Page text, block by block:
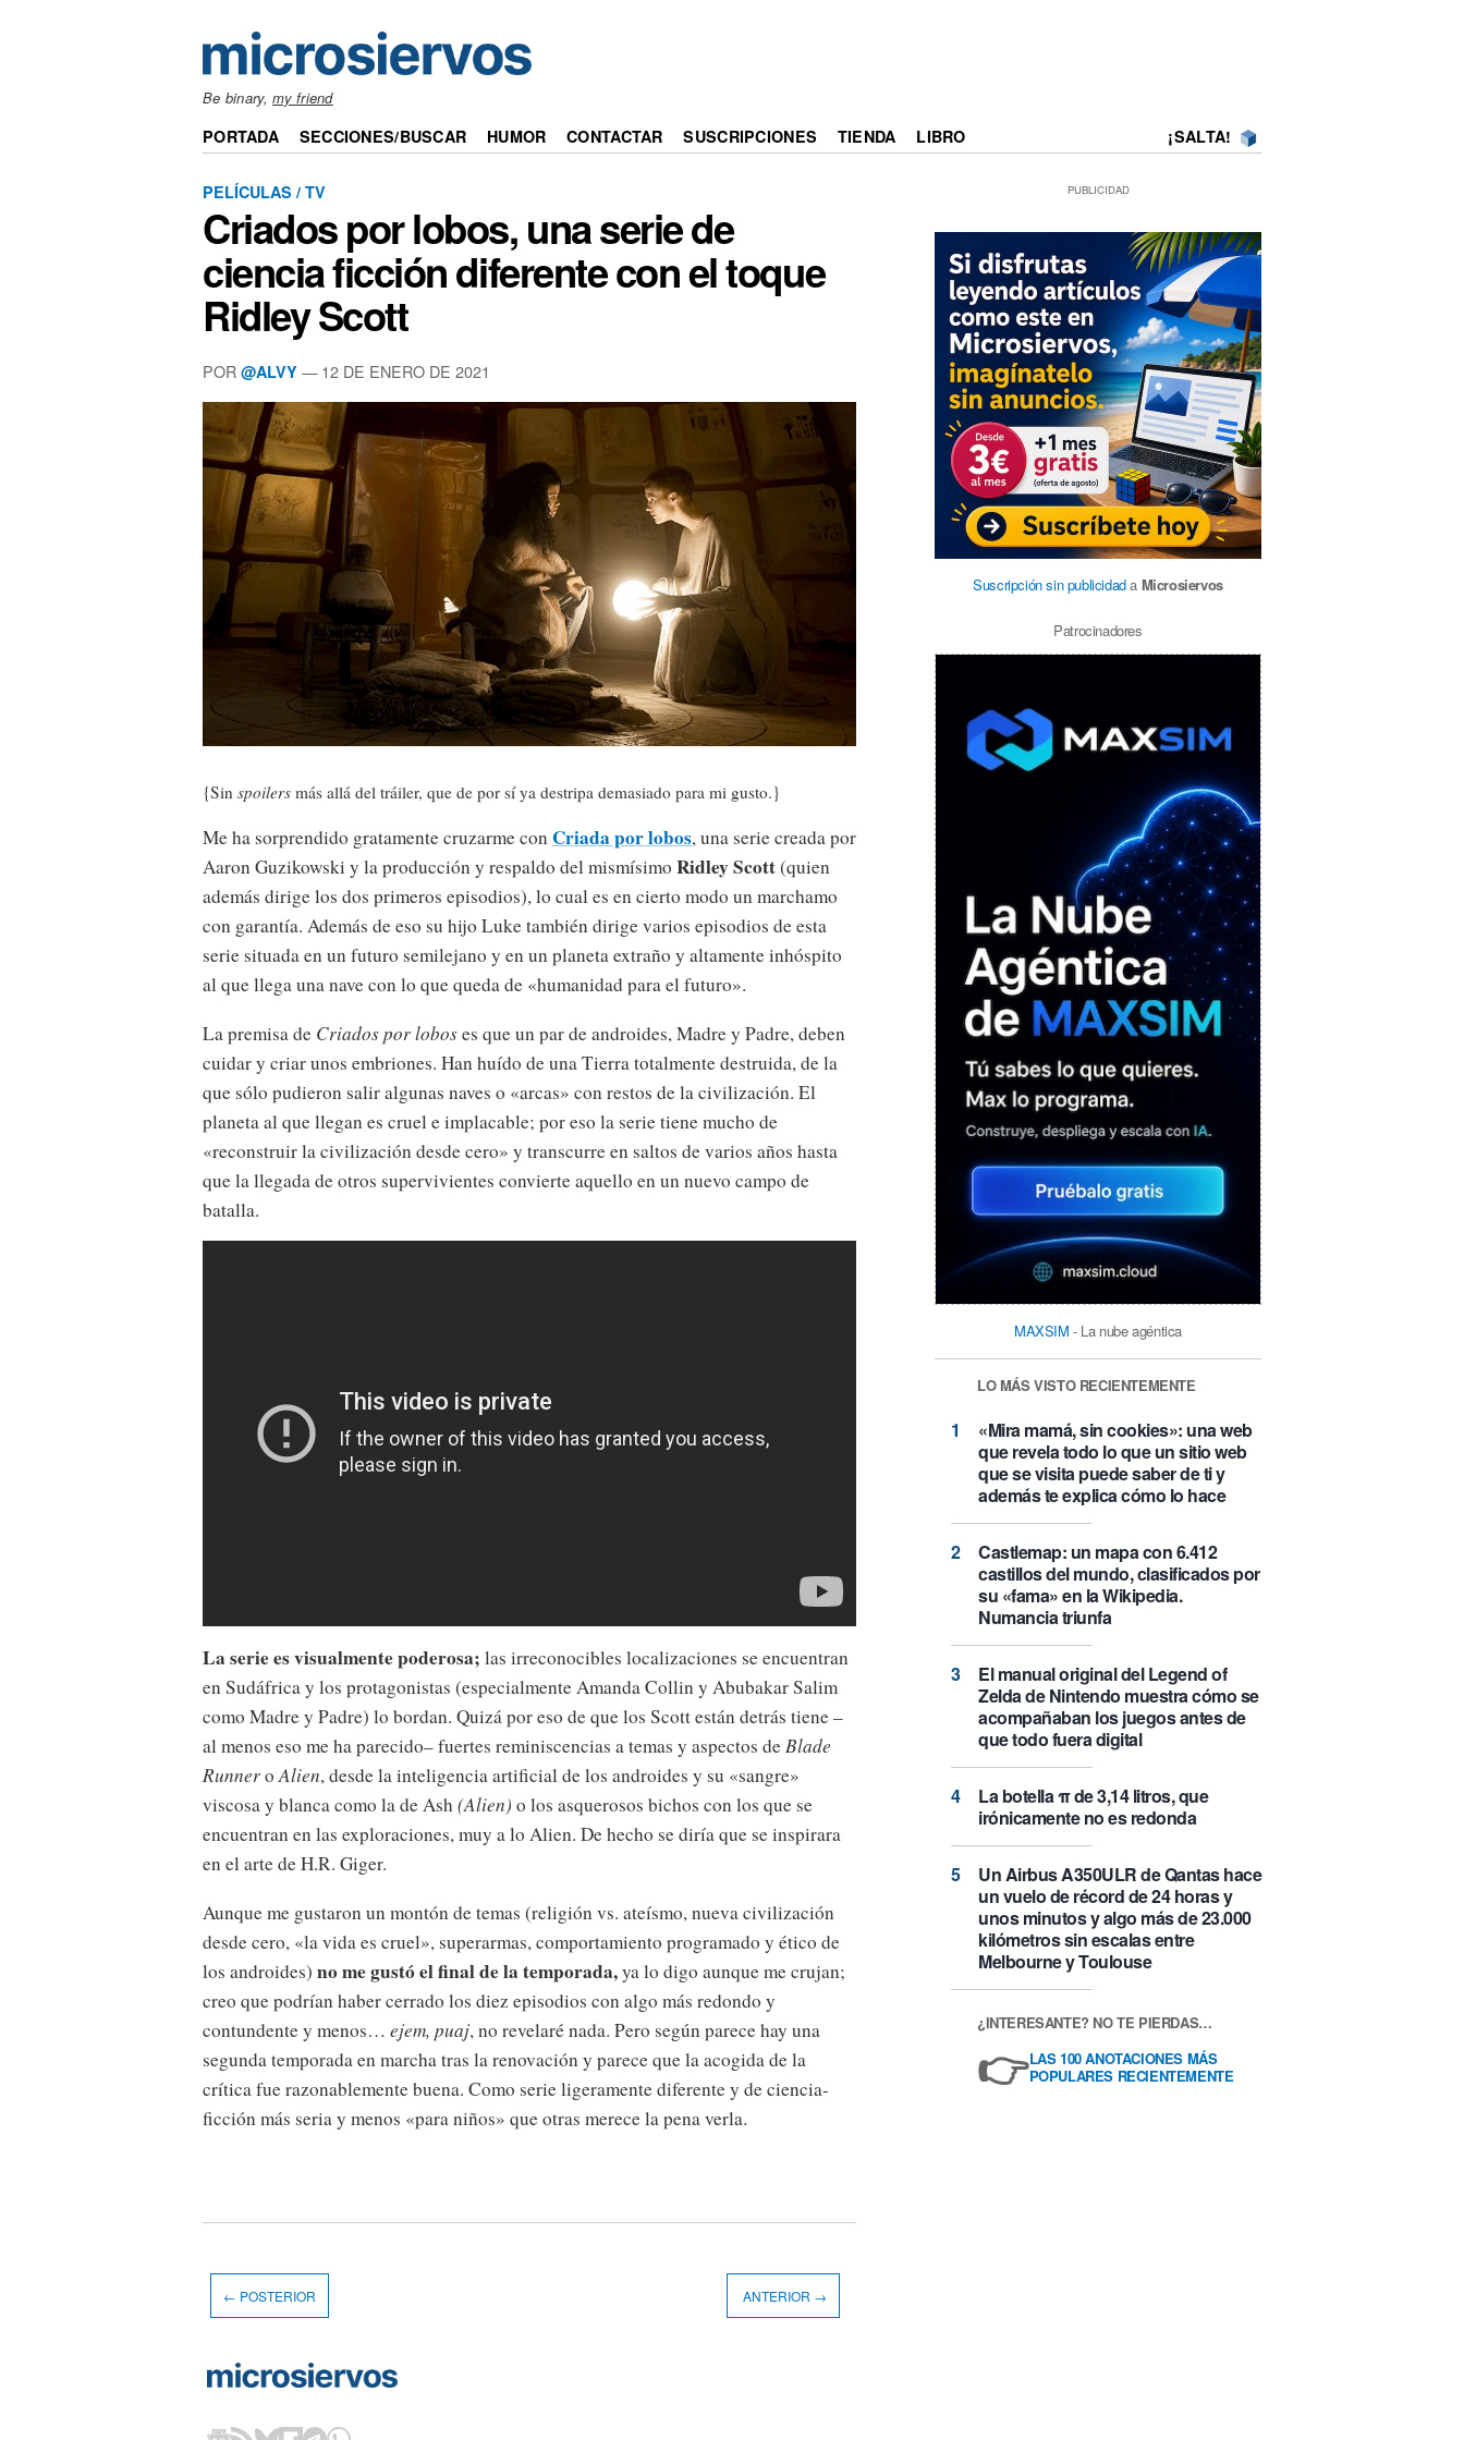
Be binary,my friend
PORTADA SECCIONES/BUSCAR HUMOR CONTACTAR SUSCRIPCIONES TIENDA LIBRO ¡SALTA!
PELÍCULAS / TV
Criados por lobos, una serie de
ciencia ficción diferente con el toque
Ridley Scott
POR @ALVY — 12 DE ENERO DE 2021
{Sin spoilers más allá del tráiler, que de por sí ya destripa demasiado para mi gusto.}
Me ha sorprendido gratamente cruzarme con Criada por lobos, una serie creada por
Aaron Guzikowski y la producción y respaldo del mismísimo Ridley Scott(quien
además dirige los dos primeros episodios), lo cual es en cierto modo un marchamo
con garantía. Además de eso su hijo Luke también dirige varios episodios de esta
serie situada en un futuro semilejano y en un planeta extraño y altamente inhóspito
al que llega una nave con lo que queda de «humanidad para el futuro».
La premisa de Criados por loboses que un par de androides, Madre y Padre, deben
cuidar y criar unos embriones. Han huído de una Tierra totalmente destruida, de la
que sólo pudieron salir algunas naves o «arcas» con restos de la civilización. El
planeta al que llegan es cruel e implacable; por eso la serie tiene mucho de
«reconstruir la civilización desde cero» y transcurre en saltos de varios años hasta
que la llegada de otros supervivientes convierte aquello en un nuevo campo de
batalla.
La serie es visualmente poderosa; las irreconocibles localizaciones se encuentran
en Sudáfrica y los protagonistas (especialmente Amanda Collin y Abubakar Salim
como Madre y Padre) lo bordan. Quizá por eso de que los Scott están detrás tiene –
al menos eso me ha parecido– fuertes reminiscencias a temas y aspectos deBlade
RunneroAlien, desde la inteligencia artificial de los androides y su «sangre»
viscosa y blanca como la de Ash(Alien) o los asquerosos bichos con los que se
encuentran en las exploraciones, muy a lo Alien. De hecho se diría que se inspirara
en el arte de H.R. Giger.
Aunque me gustaron un montón de temas (religión vs. ateísmo, nueva civilización
desde cero, «la vida es cruel», superarmas, comportamiento programado y ético de
los androides) no me gustó el final de la temporada,ya lo digo aunque me crujan;
creo que podrían haber cerrado los diez episodios con algo más redondo y
contundente y menos… ejem, puaj, no revelaré nada. Pero según parece hay una
segunda temporada en marcha tras la renovación y parece que la acogida de la
crítica fue razonablemente buena. Como serie ligeramente diferente y de ciencia-
ficción más seria y menos «para niños» que otras merece la pena verla.
PUBLICIDAD
Suscripción sin publicidada Microsiervos
Patrocinadores
MAXSIM - La nube agéntica
LO MÁS VISTO RECIENTEMENTE
«Mira mamá, sin cookies»: una web
que revela todo lo que un sitio web
que se visita puede saber de ti y
además te explica cómo lo hace
Castlemap: un mapa con 6.412
castillos del mundo, clasificados por
su «fama» en la Wikipedia.
Numancia triunfa
El manual original del Legend of
Zelda de Nintendo muestra cómo se
acompañaban los juegos antes de
que todo fuera digital
La botella π de 3,14 litros, que
irónicamente no es redonda
Un Airbus A350ULR de Qantas hace
un vuelo de récord de 24 horas y
unos minutos y algo más de 23.000
kilómetros sin escalas entre
Melbourne y Toulouse
¿INTERESANTE? NO TE PIERDAS…
👉LAS 100 ANOTACIONES MÁS
POPULARES RECIENTEMENTE
← POSTERIOR ANTERIOR →